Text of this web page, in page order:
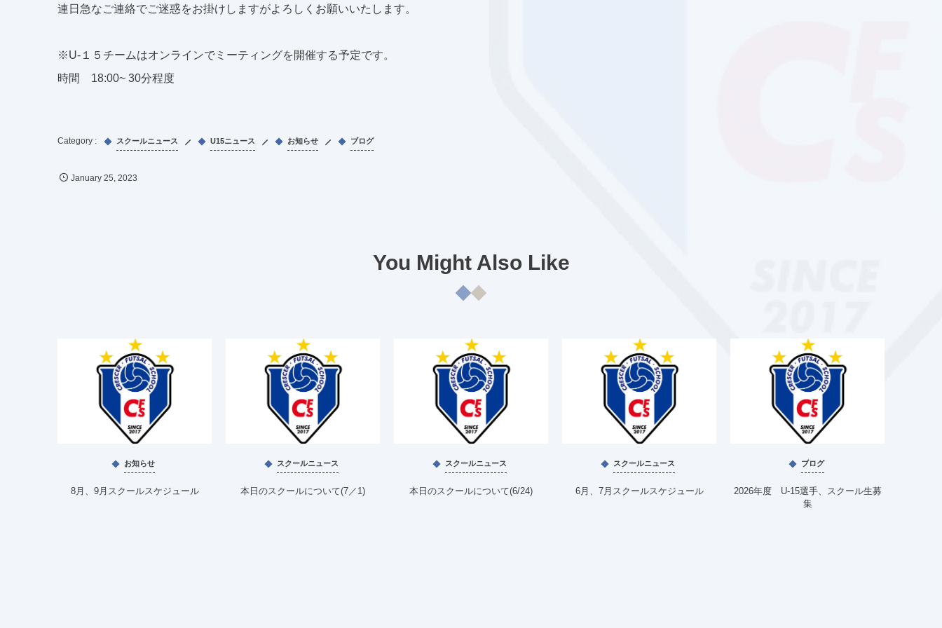
連日急なご連絡でご迷惑をお掛けしますがよろしくお願いいたします。
※U-１５チームはオンラインでミーティングを開催する予定です。
時間 18:00~ 30分程度
スクールニュース U15ニュース お知らせ ブログ
January 25 ,2023
You Might Also Like
お知らせ
8月、9月スクールスケジュール
スクールニュース
本日のスクールについて(7／1)
スクールニュース
本日のスクールについて(6/24)
スクールニュース
6月、7月スクールスケジュール
ブログ
2026年度 U-15選手、スクール生募
集